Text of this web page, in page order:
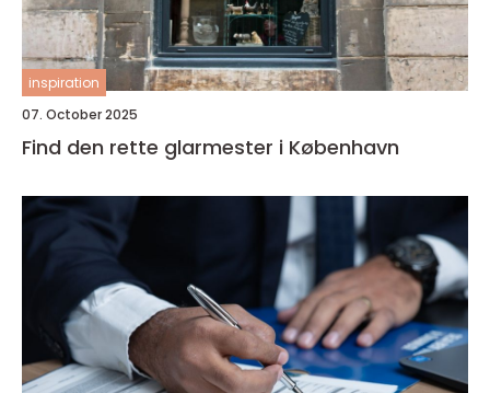
inspiration
07. October 2025
Find den rette glarmester i København